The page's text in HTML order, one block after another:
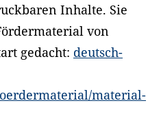
Inhalte. Sie
von
gedacht: deutsch-
material-